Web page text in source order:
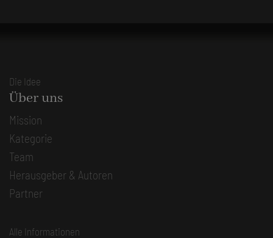
Die Idee
Über uns
Mission
Kategorie
Team
Herausgeber & Autoren
Partner
Alle Informationen